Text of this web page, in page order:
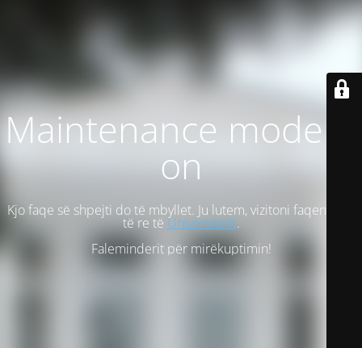
Maintenance mode is
on
Kjo faqe së shpejti do të mbyllet. Ju lutem, vizitoni faqen tonë
të re të Universitetit.
Faleminderit për mirëkuptimin!